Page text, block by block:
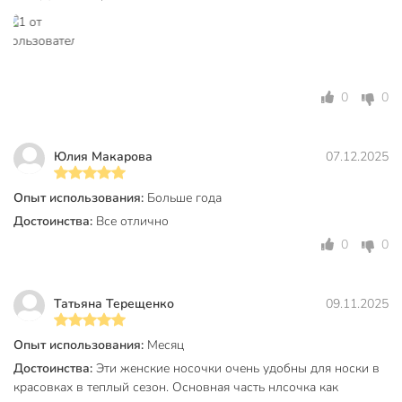
нагрузках.
Из чего состоят носки и чем они отличаются от
В составе преобладает хлопок (с добавлением полиамида
и эластана), что делает носки мягкими, гигиеничными и
лучше «дышат» и подходят для чувствительной кожи.
Техническая информация
Бренд
Пол
женский
0 0
Юлия Макарова 07.12.2025
Опыт использования: Больше года
Достоинства: Все отлично
0
0
Татьяна Терещенко 09.11.2025
Опыт использования: Месяц
Достоинства: Эти женские носочки очень удобны для носки в
красовках в теплый сезон. Основная часть нлсочка как